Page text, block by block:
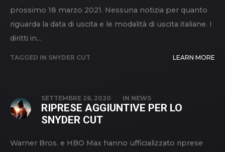
prossimo 18 marzo 2021. Nessuna notizia per quanto
riguarda la data di uscita e le modalità di uscita italiane. I
diritti in...
TAGGED IN SNYDER CUT LEARN MORE
SETTEMBRE 26, 2020 IN NEWS
RIPRESE AGGIUNTIVE PER LO
SNYDER CUT
Warner Bros. e HBO Max hanno ufficializzato riprese